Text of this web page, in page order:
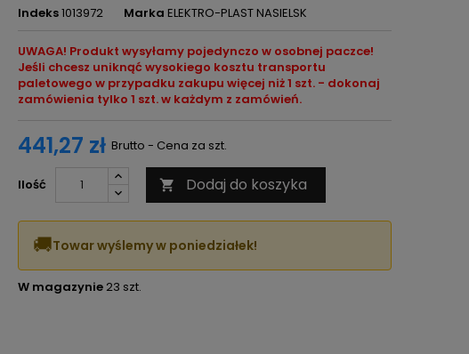
Indeks1013972 Marka ELEKTRO-PLAST NASIELSK
UWAGA! Produkt wysyłamy pojedynczo w osobnej paczce!
Jeśli chcesz uniknąć wysokiego kosztu transportu
paletowego w przypadku zakupu więcej niż 1 szt. - dokonaj
zamówienia tylko 1 szt. w każdym z zamówień.
441,27 zł Brutto - Cena za szt.
Ilość  Dodaj do koszyka
🚚Towar wyślemy w poniedziałek!
W magazynie 23 szt.